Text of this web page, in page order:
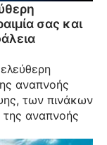
σας και
αναπνοής
των πινάκων
αναπνοής